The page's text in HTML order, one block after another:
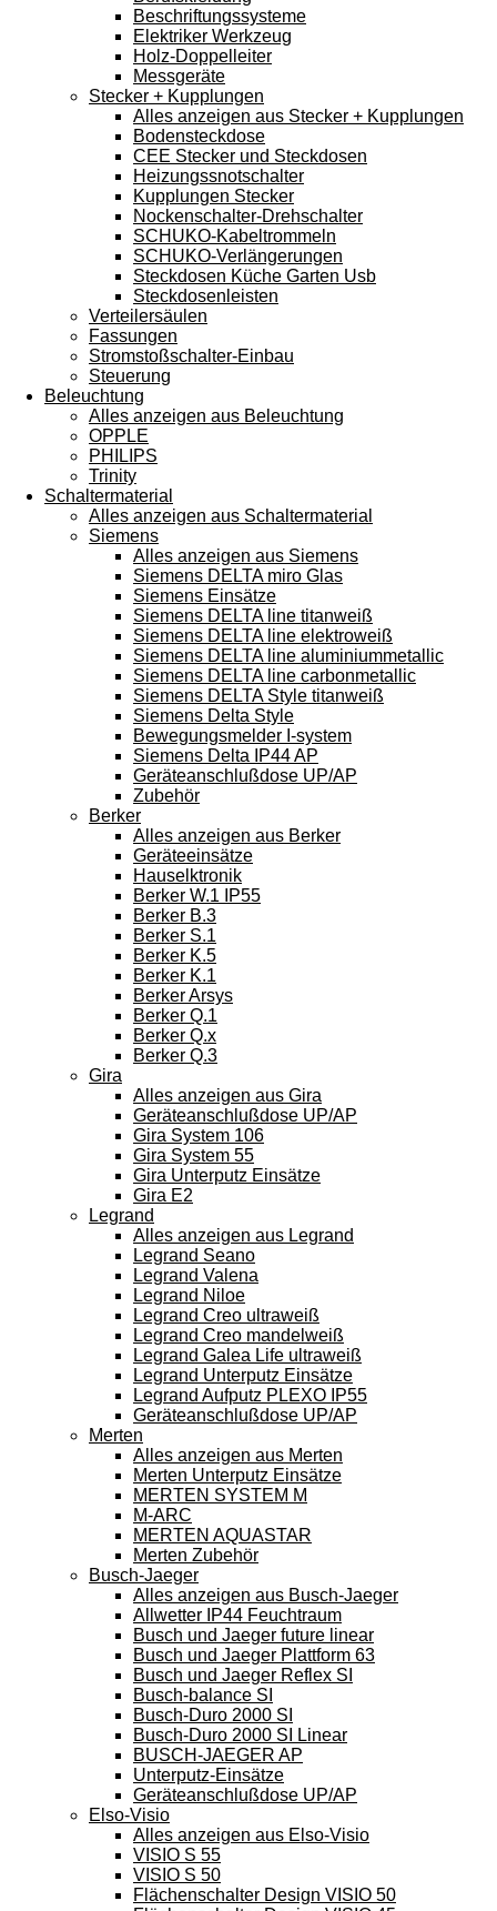
Beschriftungssysteme
Elektriker Werkzeug
Holz-Doppelleiter
Messgeräte
Stecker + Kupplungen
Alles anzeigen aus Stecker + Kupplungen
Bodensteckdose
CEE Stecker und Steckdosen
Heizungssnotschalter
Kupplungen Stecker
Nockenschalter-Drehschalter
SCHUKO-Kabeltrommeln
SCHUKO-Verlängerungen
Steckdosen Küche Garten Usb
Steckdosenleisten
Verteilersäulen
Fassungen
Stromstoßschalter-Einbau
Steuerung
Beleuchtung
Alles anzeigen aus Beleuchtung
OPPLE
PHILIPS
Trinity
Schaltermaterial
Alles anzeigen aus Schaltermaterial
Siemens
Alles anzeigen aus Siemens
Siemens DELTA miro Glas
Siemens Einsätze
Siemens DELTA line titanweiß
Siemens DELTA line elektroweiß
Siemens DELTA line aluminiummetallic
Siemens DELTA line carbonmetallic
Siemens DELTA Style titanweiß
Siemens Delta Style
Bewegungsmelder I-system
Siemens Delta IP44 AP
Geräteanschlußdose UP/AP
Zubehör
Berker
Alles anzeigen aus Berker
Geräteeinsätze
Hauselktronik
Berker W.1 IP55
Berker B.3
Berker S.1
Berker K.5
Berker K.1
Berker Arsys
Berker Q.1
Berker Q.x
Berker Q.3
Gira
Alles anzeigen aus Gira
Geräteanschlußdose UP/AP
Gira System 106
Gira System 55
Gira Unterputz Einsätze
Gira E2
Legrand
Alles anzeigen aus Legrand
Legrand Seano
Legrand Valena
Legrand Niloe
Legrand Creo ultraweiß
Legrand Creo mandelweiß
Legrand Galea Life ultraweiß
Legrand Unterputz Einsätze
Legrand Aufputz PLEXO IP55
Geräteanschlußdose UP/AP
Merten
Alles anzeigen aus Merten
Merten Unterputz Einsätze
MERTEN SYSTEM M
M-ARC
MERTEN AQUASTAR
Merten Zubehör
Busch-Jaeger
Alles anzeigen aus Busch-Jaeger
Allwetter IP44 Feuchtraum
Busch und Jaeger future linear
Busch und Jaeger Plattform 63
Busch und Jaeger Reflex SI
Busch-balance SI
Busch-Duro 2000 SI
Busch-Duro 2000 SI Linear
BUSCH-JAEGER AP
Unterputz-Einsätze
Geräteanschlußdose UP/AP
Elso-Visio
Alles anzeigen aus Elso-Visio
VISIO S 55
VISIO S 50
Flächenschalter Design VISIO 50